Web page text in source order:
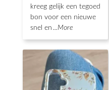
kreeg gelijk een tegoed
bon voor een nieuwe
snel en ...More